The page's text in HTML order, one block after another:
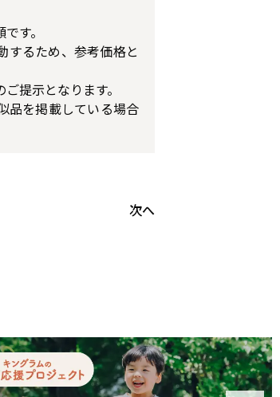
す。
するため、参考価格と
提示となります。
品を掲載している場合
次へ